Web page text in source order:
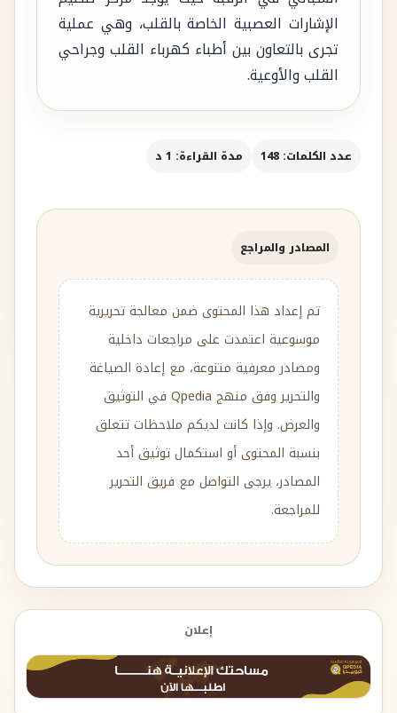
الإشارات العصبية الخاصة بالقلب، وهي عملية
تجرى بالتعاون بين أطباء كهرباء القلب وجراحي
القلب والأوعية.
عدد الكلمات: 148 مدة القراءة: 1 د
المصادر والمراجع
تم إعداد هذا المحتوى ضمن معالجة تحريرية
موسوعية اعتمدت على مراجعات داخلية
ومصادر معرفية متنوعة، مع إعادة الصياغة
والتحرير وفق منهج Qpedia في التوثيق
والعرض. وإذا كانت لديكم ملاحظات تتعلق
بنسبة المحتوى أو استكمال توثيق أحد
المصادر، يرجى التواصل مع فريق التحرير
للمراجعة.
إعلان